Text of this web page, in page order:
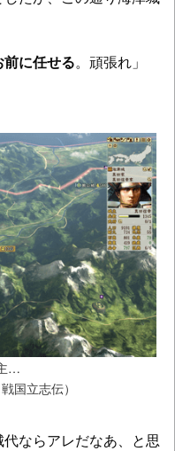
に任せる。頑張れ」
…
国立志伝）
ならアレだなあ、と思